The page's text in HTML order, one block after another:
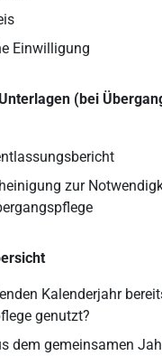
Einwilligung
(bei
zur
Kalenderjahr
genutzt?
dem gemeinsamen